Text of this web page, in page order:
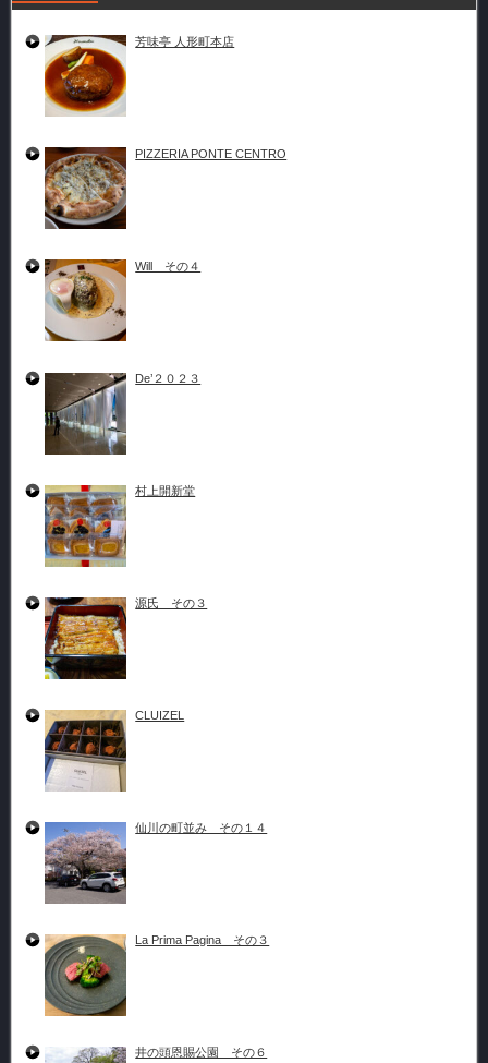
芳味亭 人形町本店
PIZZERIA PONTE CENTRO
Will その４
De’２０２３
村上開新堂
源氏 その３
CLUIZEL
仙川の町並み その１４
La Prima Pagina その３
井の頭恩賜公園 その６